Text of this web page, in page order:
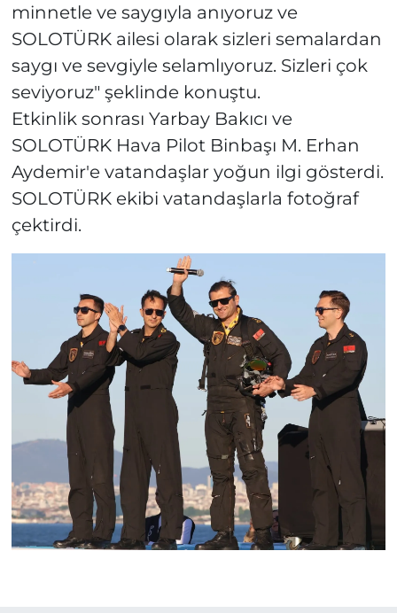
minnetle ve saygıyla anıyoruz ve
SOLOTÜRK ailesi olarak sizleri semalardan
saygı ve sevgiyle selamlıyoruz. Sizleri çok
seviyoruz" şeklinde konuştu.
Etkinlik sonrası Yarbay Bakıcı ve
SOLOTÜRK Hava Pilot Binbaşı M. Erhan
Aydemir'e vatandaşlar yoğun ilgi gösterdi.
SOLOTÜRK ekibi vatandaşlarla fotoğraf
çektirdi.